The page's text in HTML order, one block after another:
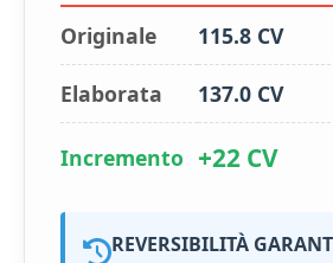
Originale 115.8 CV
Elaborata 137.0 CV
Incremento +22 CV
REVERSIBILITÀ